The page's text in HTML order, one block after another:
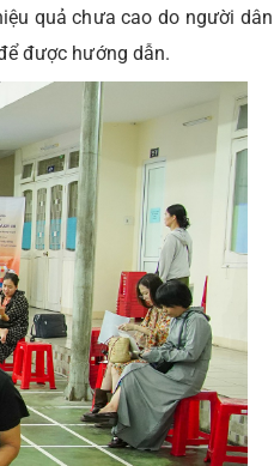
quả chưa cao do người dân
được hướng dẫn.